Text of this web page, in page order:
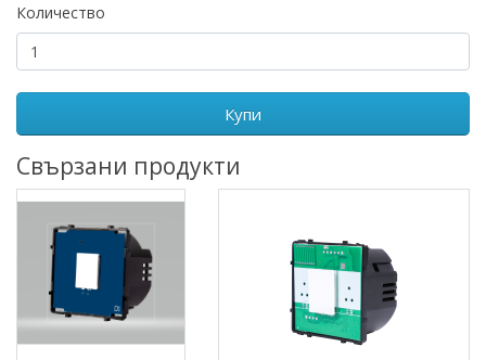
Количество
Купи
Свързани продукти